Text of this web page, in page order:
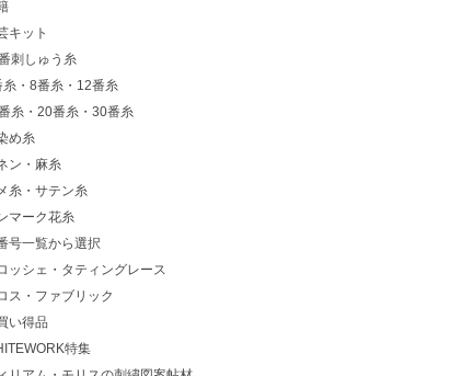
キット
刺しゅう糸
糸・8番糸・12番糸
糸・20番糸・30番糸
め糸
ン・麻糸
糸・サテン糸
マーク花糸
号一覧から選択
ッシェ・タティングレース
ス・ファブリック
い得品
特集